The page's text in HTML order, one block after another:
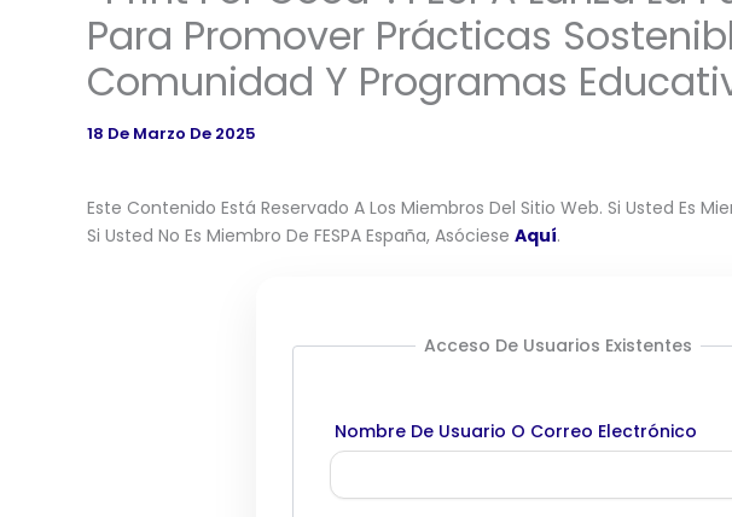
Para Promover Prácticas
Comunidad Y Programas
18 De Marzo De 2025
Este Contenido Está Reservado A Los Miembros Del Sitio Web. Si Usted Es
Si Usted No Es Miembro De FESPA España, Asóciese Aquí.
Acceso De Usuarios Existentes
Nombre De Usuario O Correo Electrónico